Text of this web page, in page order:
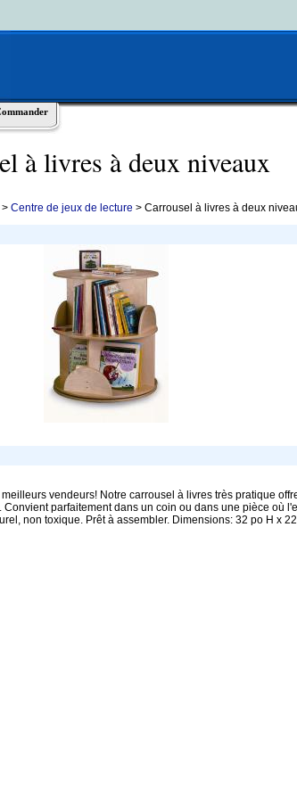
à livres à deux niveaux
> Centre de jeux de lecture > Carrousel à livres à deux
vendeurs! Notre carrousel à livres très pratique
Convient parfaitement dans un coin ou dans une pièce où
non toxique. Prêt à assembler. Dimensions: 32 po H x